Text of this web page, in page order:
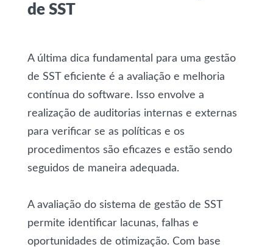
de SST
A última dica fundamental para uma gestão
de SST eficiente é a avaliação e melhoria
contínua do software. Isso envolve a
realização de auditorias internas e externas
para verificar se as políticas e os
procedimentos são eficazes e estão sendo
seguidos de maneira adequada.
A avaliação do sistema de gestão de SST
permite identificar lacunas, falhas e
oportunidades de otimização. Com base